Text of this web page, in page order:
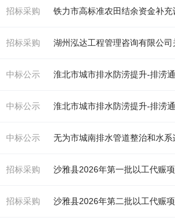
招标采购 铁力市高标准农田结余资金补
招标采购 湖州泓达工程管理咨询有限公
中标公示 淮北市城市排水防涝提升-排涝
中标公示 淮北市城市排水防涝提升-排涝
中标公示 无为市城南排水管道整治和水
招标采购 沙雅县2026年第一批以工代赈
招标采购 沙雅县2026年第二批以工代赈